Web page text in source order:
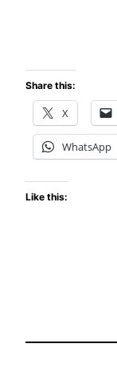
Share this:
X
WhatsApp
Like this: